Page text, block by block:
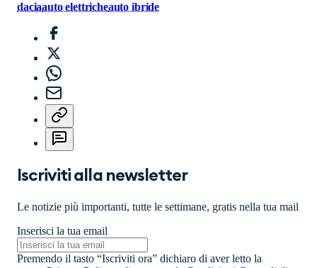
daciaauto elettricheauto ibride
Iscriviti alla newsletter
Le notizie più importanti, tutte le settimane, gratis nella tua mail
Inserisci la tua email
Premendo il tasto “Iscriviti ora” dichiaro di aver letto la